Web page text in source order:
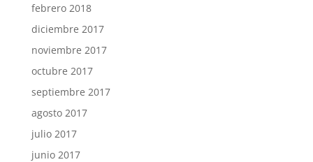
febrero 2018
diciembre 2017
noviembre 2017
octubre 2017
septiembre 2017
agosto 2017
julio 2017
junio 2017